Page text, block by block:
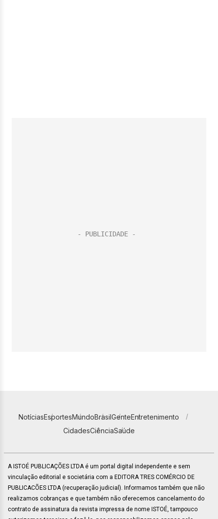
NotíciasEsportesMundoBrasilGenteEntretenimento
CidadesCiênciaSaúde
A ISTOÉ PUBLICAÇÕES LTDA é um portal digital independente e sem
vinculação editorial e societária com a EDITORA TRES COMÉRCIO DE
PUBLICACÕES LTDA (recuperação judicial). Informamos também que não
realizamos cobranças e que também não oferecemos cancelamento do
contrato de assinatura da revista impressa de nome ISTOÉ, tampouco